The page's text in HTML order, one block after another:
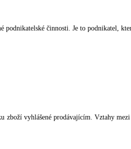
činnosti. Je to podnikatel,
zboží vyhlášené prodávajícím. Vztahy